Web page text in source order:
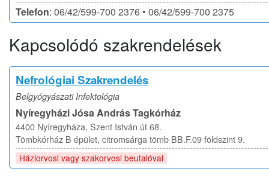
Telefon: 06/42/599-700 2376 • 06/42/599-700 2375
Kapcsolódó szakrendelések
Nefrológiai Szakrendelés
Belgyógyászati Infektológia
Nyíregyházi Jósa András Tagkórház
4400 Nyíregyháza, Szent István út 68.
Tömbkórház B épület, citromsárga tömb BB.F.09 földszint 9.
Háziorvosi vagy szakorvosi beutalóval